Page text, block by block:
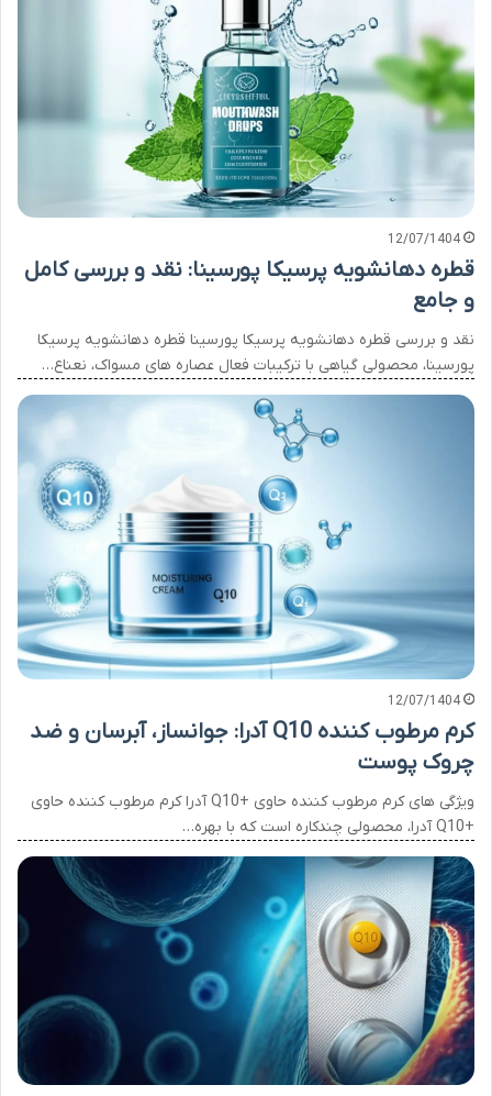
12/07/1404
قطره دهانشویه پرسیکا پورسینا: نقد و بررسی کامل
و جامع
نقد و بررسی قطره دهانشویه پرسیکا پورسینا قطره دهانشویه پرسیکا
پورسینا، محصولی گیاهی با ترکیبات فعال عصاره های مسواک، نعناع…
12/07/1404
کرم مرطوب کننده Q10 آدرا: جوانساز، آبرسان و ضد
چروک پوست
ویژگی های کرم مرطوب کننده حاوی +Q10 آدرا کرم مرطوب کننده حاوی
+Q10 آدرا، محصولی چندکاره است که با بهره…